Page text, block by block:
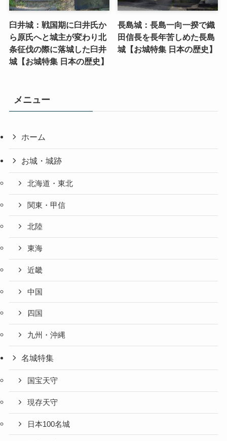
臼井城：戦国期に臼井氏か
ら原氏へと城主が変わり北
条征伐の際に落城した臼井
城【お城特集 日本の歴史】
長島城：長島一向一揆で織
田信長を長年苦しめた長島
城【お城特集 日本の歴史】
メニュー
ホーム
お城・城跡
北海道・東北
関東・甲信
北陸
東海
近畿
中国
四国
九州・沖縄
名城特集
国宝天守
現存天守
日本100名城